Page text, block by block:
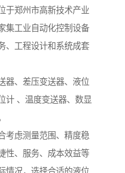
于郑州市高新技术产业
集工业自动化控制设备
、工程设计和系统成套
器、差压变送器、液位
计 、温度变送器、数显
考虑测量范围、精度稳
性、服务、成本效益等